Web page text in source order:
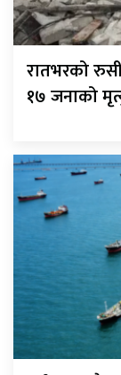
रातभरको
१७ जनाको